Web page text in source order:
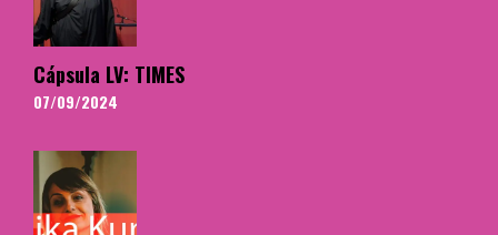
Cápsula LV: TIMES
07/09/2024